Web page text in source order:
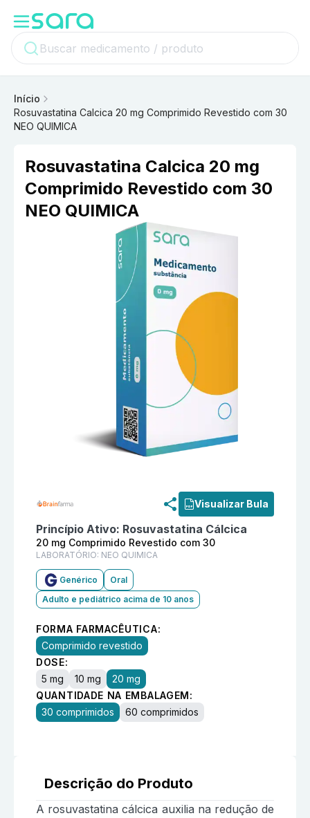
Início
Rosuvastatina Calcica 20 mg Comprimido Revestido com 30
NEO QUIMICA
Rosuvastatina Calcica 20 mg
Comprimido Revestido com 30
NEO QUIMICA
Visualizar Bula
Princípio Ativo: Rosuvastatina Cálcica
20 mg Comprimido Revestido com 30
LABORATÓRIO: NEO QUIMICA
Genérico
Oral
Adulto e pediátrico acima de 10 anos
FORMA FARMACÊUTICA:
Comprimido revestido
DOSE:
5 mg
10 mg
20 mg
QUANTIDADE NA EMBALAGEM:
30 comprimidos
60 comprimidos
Descrição do Produto
A rosuvastatina cálcica auxilia na redução de